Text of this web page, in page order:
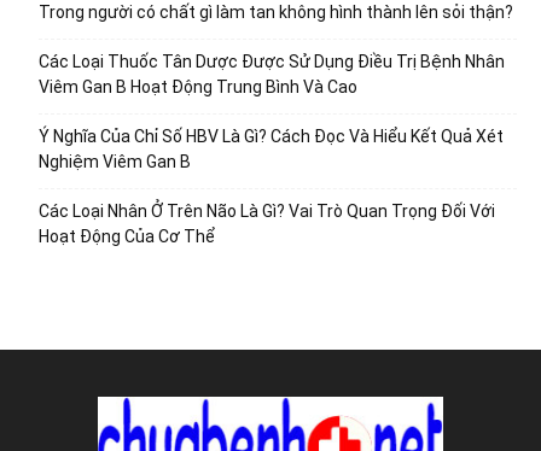
Trong người có chất gì làm tan không hình thành lên sỏi thận?
Các Loại Thuốc Tân Dược Được Sử Dụng Điều Trị Bệnh Nhân
Viêm Gan B Hoạt Động Trung Bình Và Cao
Ý Nghĩa Của Chỉ Số HBV Là Gì? Cách Đọc Và Hiểu Kết Quả Xét
Nghiệm Viêm Gan B
Các Loại Nhân Ở Trên Não Là Gì? Vai Trò Quan Trọng Đối Với
Hoạt Động Của Cơ Thể